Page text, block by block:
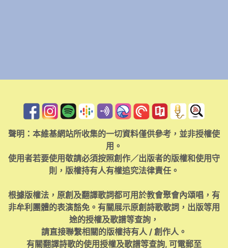
聲明：本維基網站所收集的一切資料僅供參考，並非授權使
用。
使用者若要使用敬請必須按照創作／出版者的版權和使用守
則，版權持有人有權追究法律責任。
根據版權法，原創及翻譯歌詞都可用於教會聚會內頌唱，有
非牟利團體的表演豁免。有關展示原創詩歌歌詞，出版等用
途的授權及歌譜等查詢，
請直接聯繫相關的版權持有人 / 創作人。
有關翻譯詩歌的使用授權及歌譜等查詢, 可電郵至